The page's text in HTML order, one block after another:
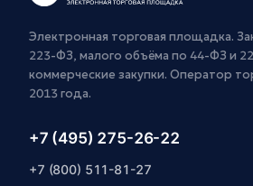
Электронная торговая площадка.
223-ФЗ, малого объёма по 44-ФЗ и
коммерческие закупки. Оператор
2013 года.
+7 (495) 275-26-22
+7 (800) 511-81-27